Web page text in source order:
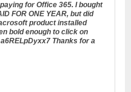
for Office 365. I bought
FOR ONE YEAR, but did
product installed
bold enough to click on
Thanks for a